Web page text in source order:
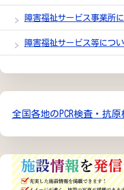
障害福祉サービス事業所
障害福祉サービス等につ
全国各地のPCR検査・抗